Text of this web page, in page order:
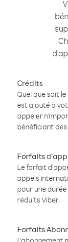
Crédits
Quel que soit
est ajouté à
appeler
bénéficiant
Forfaits
Le forfait
appels
pour une
réduits Viber.
Forfaits